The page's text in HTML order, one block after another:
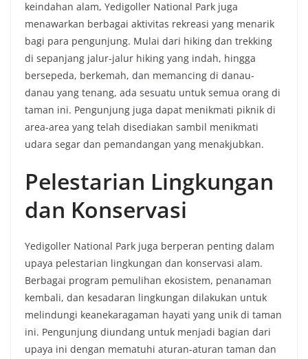
keindahan alam, Yedigoller National Park juga
menawarkan berbagai aktivitas rekreasi yang menarik
bagi para pengunjung. Mulai dari hiking dan trekking
di sepanjang jalur-jalur hiking yang indah, hingga
bersepeda, berkemah, dan memancing di danau-
danau yang tenang, ada sesuatu untuk semua orang di
taman ini. Pengunjung juga dapat menikmati piknik di
area-area yang telah disediakan sambil menikmati
udara segar dan pemandangan yang menakjubkan.
Pelestarian Lingkungan
dan Konservasi
Yedigoller National Park juga berperan penting dalam
upaya pelestarian lingkungan dan konservasi alam.
Berbagai program pemulihan ekosistem, penanaman
kembali, dan kesadaran lingkungan dilakukan untuk
melindungi keanekaragaman hayati yang unik di taman
ini. Pengunjung diundang untuk menjadi bagian dari
upaya ini dengan mematuhi aturan-aturan taman dan